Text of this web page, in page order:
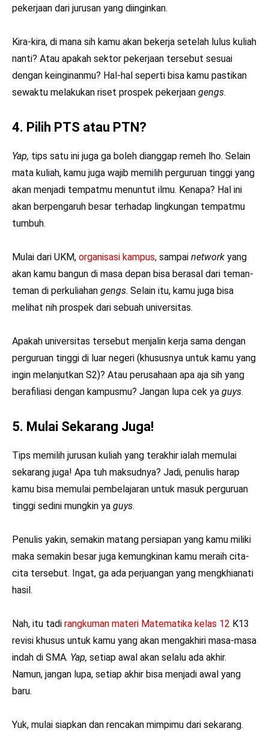
pekerjaan dari jurusan yang diinginkan.
Kira-kira, di mana sih kamu akan bekerja setelah lulus kuliah
nanti? Atau apakah sektor pekerjaan tersebut sesuai
dengan keinginanmu? Hal-hal seperti bisa kamu pastikan
sewaktu melakukan riset prospek pekerjaan gengs.
4. Pilih PTS atau PTN?
Yap, tips satu ini juga ga boleh dianggap remeh lho. Selain
mata kuliah, kamu juga wajib memilih perguruan tinggi yang
akan menjadi tempatmu menuntut ilmu. Kenapa? Hal ini
akan berpengaruh besar terhadap lingkungan tempatmu
tumbuh.
Mulai dari UKM, organisasi kampus, sampai network yang
akan kamu bangun di masa depan bisa berasal dari teman-
teman di perkuliahan gengs. Selain itu, kamu juga bisa
melihat nih prospek dari sebuah universitas.
Apakah universitas tersebut menjalin kerja sama dengan
perguruan tinggi di luar negeri (khususnya untuk kamu yang
ingin melanjutkan S2)? Atau perusahaan apa aja sih yang
berafiliasi dengan kampusmu? Jangan lupa cek ya guys.
5. Mulai Sekarang Juga!
Tips memilih jurusan kuliah yang terakhir ialah memulai
sekarang juga! Apa tuh maksudnya? Jadi, penulis harap
kamu bisa memulai pembelajaran untuk masuk perguruan
tinggi sedini mungkin ya guys.
Penulis yakin, semakin matang persiapan yang kamu miliki
maka semakin besar juga kemungkinan kamu meraih cita-
cita tersebut. Ingat, ga ada perjuangan yang mengkhianati
hasil.
Nah, itu tadi rangkuman materi Matematika kelas 12 K13
revisi khusus untuk kamu yang akan mengakhiri masa-masa
indah di SMA. Yap, setiap awal akan selalu ada akhir.
Namun, jangan lupa, setiap akhir bisa menjadi awal yang
baru.
Yuk, mulai siapkan dan rencakan mimpimu dari sekarang.